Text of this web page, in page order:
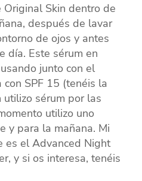
Skin dentro de
después de lavar
de ojos y antes
día. Este sérum en
junto con el
SPF 15 (tenéis la
sérum por las
utilizo uno
y para la mañana. Mi
es el Advanced Night
y si os interesa, tenéis